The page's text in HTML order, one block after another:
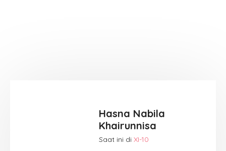
Hasna Nabila
Khairunnisa
Saat ini diXI-10